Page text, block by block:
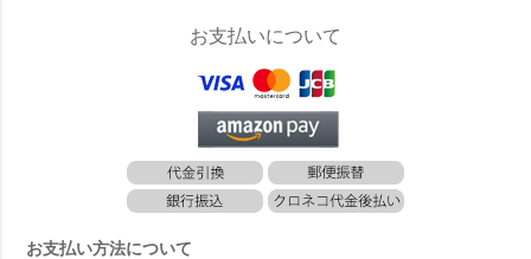
お支払いについて
お支払い方法について